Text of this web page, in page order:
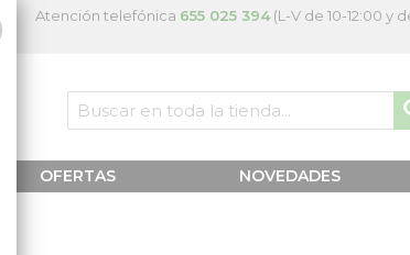
Atención telefónica 655 025 394(L-V de 10-12:00 y
OFERTAS NOVEDADES